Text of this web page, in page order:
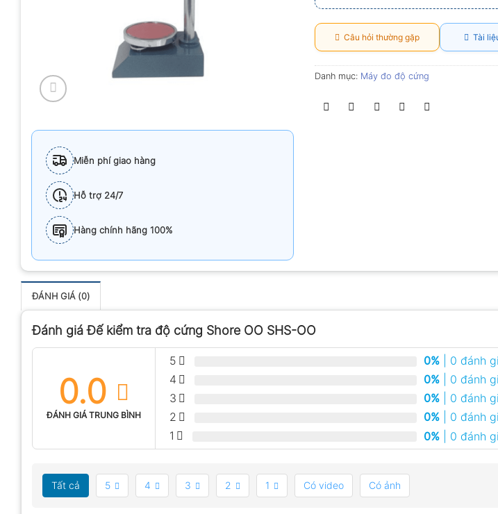
Miễn phí giao hàng
Hỗ trợ 24/7
Hàng chính hãng 100%
Câu hỏi thường gặp Tài
Danh mục: Máy đo độ cứng
ĐÁNH GIÁ (0)
Đánh giá Đế kiểm tra độ cứng Shore OO SHS-OO
0.0
ĐÁNH GIÁ TRUNG BÌNH
5 0% | 0 đánh
4
0% | 0 đánh
3
0% | 0 đánh
2
0% | 0 đánh
1
0% | 0 đánh
Tất cả 5 4 3 2 1 Có video Có ảnh